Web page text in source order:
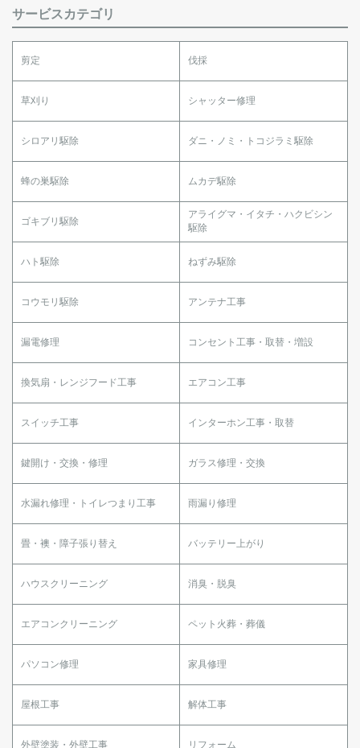
サービスカテゴリ
剪定 伐採
草刈り シャッター修理
シロアリ駆除 ダニ・ノミ・トコジラミ駆除
蜂の巣駆除 ムカデ駆除
ゴキブリ駆除
アライグマ・イタチ・ハクビシン
駆除
ハト駆除 ねずみ駆除
コウモリ駆除 アンテナ工事
漏電修理 コンセント工事・取替・増設
換気扇・レンジフード工事 エアコン工事
スイッチ工事 インターホン工事・取替
鍵開け・交換・修理 ガラス修理・交換
水漏れ修理・トイレつまり工事 雨漏り修理
畳・襖・障子張り替え バッテリー上がり
ハウスクリーニング 消臭・脱臭
エアコンクリーニング ペット火葬・葬儀
パソコン修理 家具修理
屋根工事 解体工事
外壁塗装・外壁工事 リフォーム